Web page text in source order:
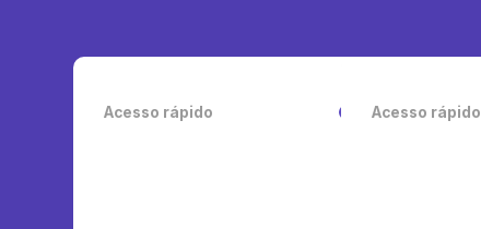
Acesso rápido Acesso rápido